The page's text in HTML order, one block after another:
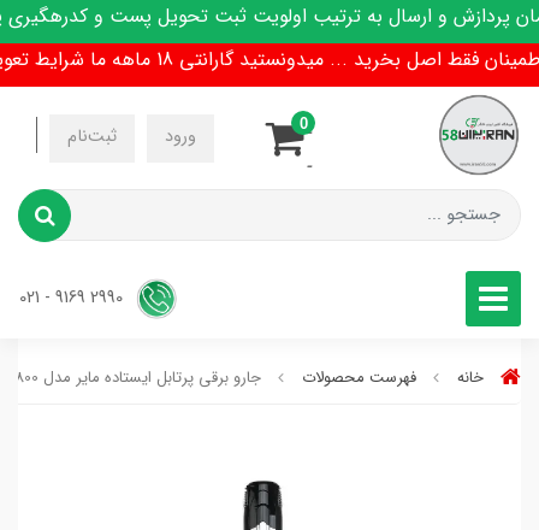
و ارسال به ترتیب اولویت ثبت تحویل پست و کدرهگیری
فقط اصل بخرید ... میدونستید گارانتی 18 ماهه ما شرایط تعویض هم داره !
ورود ثبت‌نام
-
-
0
خانه فهرست محصولات جارو برقی پرتابل ایستاده ماير مدل MR-19800